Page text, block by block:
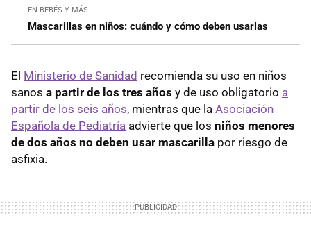
EN BEBÉS Y MÁS
Mascarillas en niños: cuándo y cómo deben usarlas
El Ministerio de Sanidad recomienda su uso en niños
sanos a partir de los tres años y de uso obligatorio a
partir de los seis años, mientras que la Asociación
Española de Pediatría advierte que los niños menores
de dos años no deben usar mascarilla por riesgo de
asfixia.